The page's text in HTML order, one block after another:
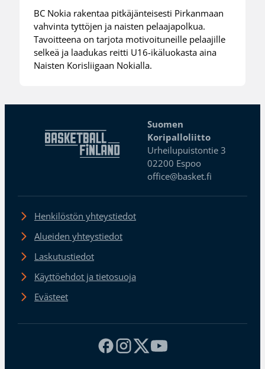
BC Nokia rakentaa pitkäjänteisesti Pirkanmaan
vahvinta tyttöjen ja naisten pelaajapolkua.
Tavoitteena on tarjota motivoituneille pelaajille
selkeä ja laadukas reitti U16-ikäluokasta aina
Naisten Korisliigaan Nokialla.
Suomen
Koripalloliitto
Urheilupuistontie 3
02200 Espoo
office@basket.fi
Henkilöstön yhteystiedot
Alueiden yhteystiedot
Laskutustiedot
Käyttöehdot ja tietosuoja
Evästeet